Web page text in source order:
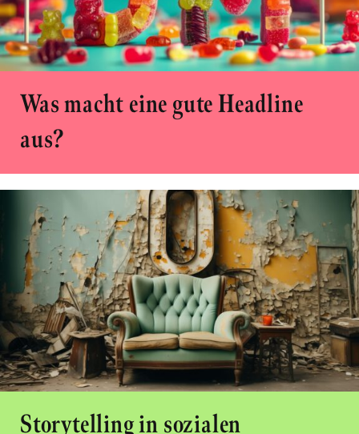
Was macht eine gute Headline
aus?
Storytelling in sozialen